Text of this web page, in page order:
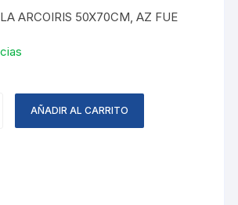
ARCOIRIS 50X70CM, AZ FUE
AÑADIR AL CARRITO